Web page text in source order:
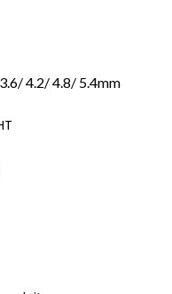
4.2/ 4.8/ 5.4mm